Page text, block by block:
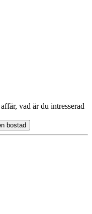
vad är du intresserad
bostad